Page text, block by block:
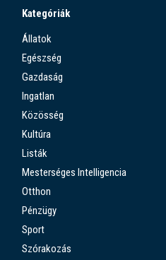
Kategóriák
Állatok
Egészség
Gazdaság
Ingatlan
Közösség
Kultúra
Listák
Mesterséges Intelligencia
Otthon
Pénzügy
Sport
Szórakozás